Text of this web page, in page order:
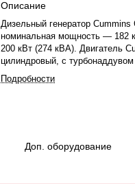
Описание
Дизельный генератор Cummins
номинальная мощность — 182
200 кВт (274 кВА). Двигатель
цилиндровый, с
оборотов. Система
— 1500 об/мин. Генератор
происхождения —
Подробности
Доп. оборудование